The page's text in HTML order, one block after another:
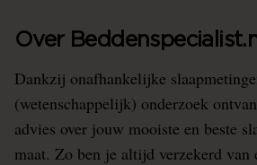
Over
Dankzij onafhankelijke
(wetenschappelijk) onderzoek
advies over jouw mooiste en beste
maat. Zo ben je altijd verzekerd van